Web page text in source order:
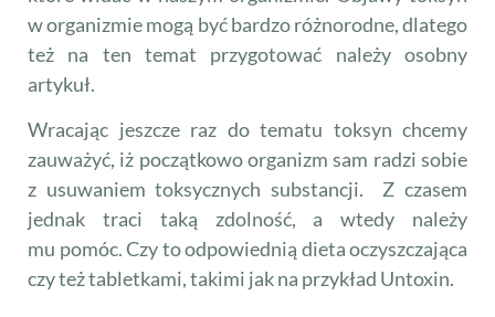
w organizmie mogą być bardzo różnorodne, dlatego
też na ten temat przygotować należy osobny
artykuł.
Wracając jeszcze raz do tematu toksyn chcemy
zauważyć, iż początkowo organizm sam radzi sobie
z usuwaniem toksycznych substancji. Z czasem
jednak traci taką zdolność, a wtedy należy
mu pomóc. Czy to odpowiednią dieta oczyszczająca
czy też tabletkami, takimi jak na przykład Untoxin.